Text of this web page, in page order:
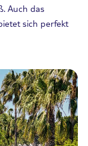
Auch das
sich perfekt